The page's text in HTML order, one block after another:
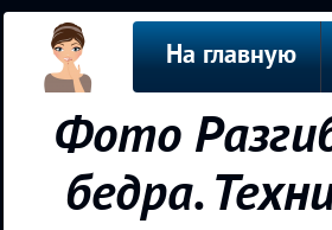
На главную
Фото
бедра.